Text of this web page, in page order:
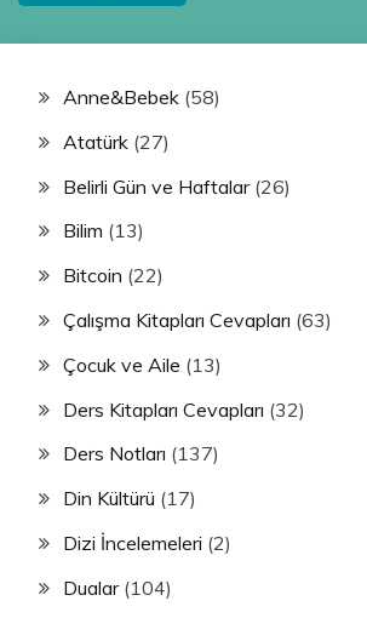
Anne&Bebek (58)
Atatürk (27)
Belirli Gün ve Haftalar(26)
Bilim (13)
Bitcoin (22)
Çalışma Kitapları Cevapları (63)
Çocuk ve Aile (13)
Ders Kitapları Cevapları (32)
Ders Notları (137)
Din Kültürü (17)
Dizi İncelemeleri (2)
Dualar(104)